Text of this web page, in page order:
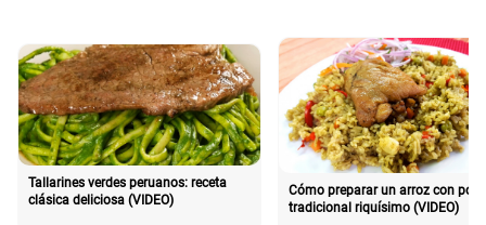
Tallarines verdes peruanos: receta
clásica deliciosa (VIDEO)
Cómo preparar un arroz con pollo
tradicional riquísimo (VIDEO)